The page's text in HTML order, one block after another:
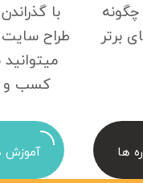
برتر
با
طراح
کسب و
ها آموزش